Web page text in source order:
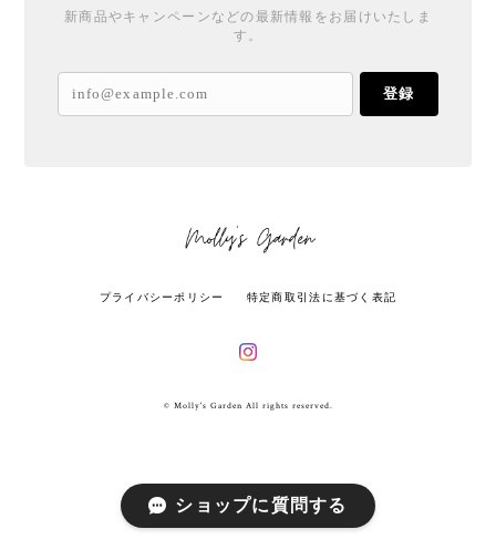
新商品やキャンペーンなどの最新情報をお届けいたしま
す。
登録
プライバシーポリシー 特定商取引法に基づく表記
© Molly's Garden All rights reserved.
ショップに質問する